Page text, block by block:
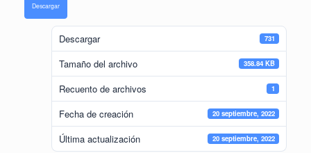
Descargar
Descargar 731
Tamaño del archivo 358.84 KB
Recuento de archivos 1
Fecha de creación 20 septiembre, 2022
Última actualización 20 septiembre, 2022